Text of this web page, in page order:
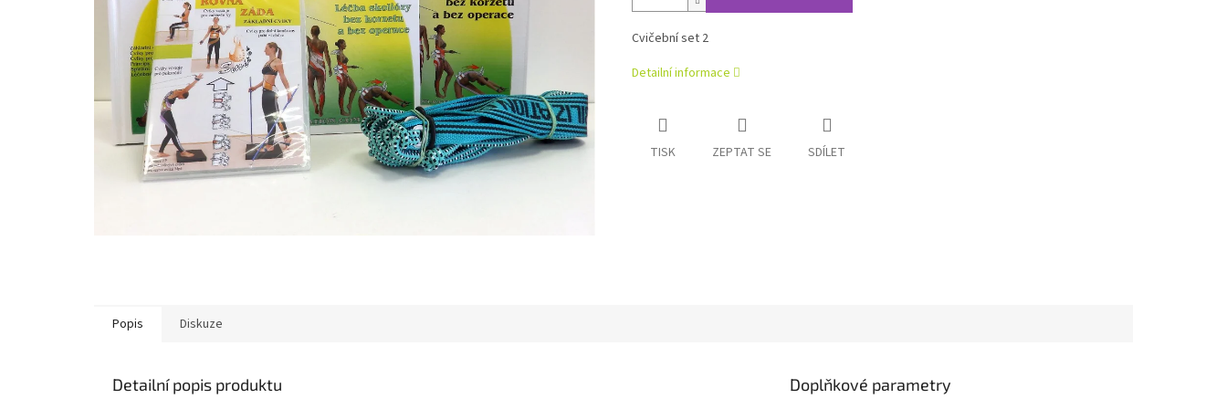
Cvičební set 2
Detailní informace
TISK ZEPTAT SE SDÍLET
Popis Diskuze
Detailní popis produktu Doplňkové parametry